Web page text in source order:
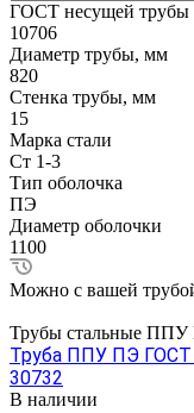
ГОСТ несущей трубы
10706
Диаметр трубы, мм
820
Стенка трубы, мм
15
Марка стали
Ст 1-3
Тип оболочка
ПЭ
Диаметр оболочки
1100
Можно с вашей
Трубы стальные
Труба ППУ ПЭ ГОСТ
30732
В наличии